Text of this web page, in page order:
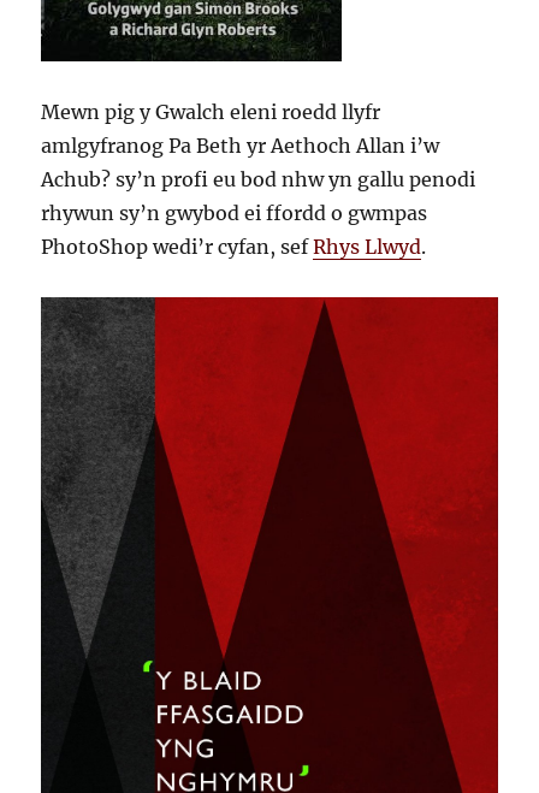
Mewn pig y Gwalch eleni roedd llyfr
amlgyfranog Pa Beth yr Aethoch Allan i’w
Achub? sy’n profi eu bod nhw yn gallu penodi
rhywun sy’n gwybod ei ffordd o gwmpas
PhotoShop wedi’r cyfan, sefRhys Llwyd.